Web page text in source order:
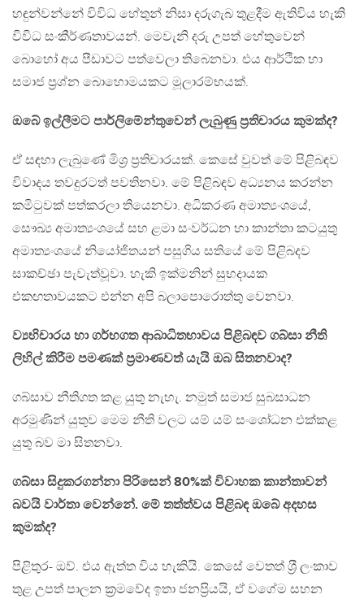
හඳුන්වන්නේ විවිධ හේතුන් නිසා දරුගැබ තුළදීම ඇතිවිය හැකි
විවිධ සංකීර්ණතාවයන්. මෙවැනි දරු උපත් හේතුවෙන්
බොහෝ අය පීඩාවට පත්වෙලා තිබෙනවා. එය ආර්ථික හා
සමාජ ප‍්‍රශ්න බොහොමයකට මූලාරම්භයක්.
ඔබේ ඉල්ලීමට පාර්ලිමේන්තුවෙන් ලැබුණු ප‍්‍රතිචාරය කුමක්ද?
ඒ සඳහා ලැබුණේ මිශ‍්‍ර ප‍්‍රතිචාරයක්. කෙසේ වුවත් මේ පිළිබඳව
විවාදය තවදුරටත් පවතිනවා. මේ පිළිබඳව අධ්‍යනය කරන්න
කමිටුවක් පත්කරලා තියෙනවා. අධිකරණ අමාත්‍යංශයේ,
සෞඛ්‍ය අමාත්‍යංශයේ සහ ළමා සංවර්ධන හා කාන්තා කටයුතු
අමාත්‍යංශයේ නියෝජිතයන් පසුගිය සතියේ මේ පිළිබදව
සාකච්ඡා පැවැත්වූවා. හැකි ඉක්මනින් සුභදායක
එකඟතාවයකට එන්න අපි බලාපොරොත්තු වෙනවා.
ව්‍යභිචාරය හා ගර්භගත ආබාධිතභාවය පිළිබඳව ගබ්සා නීති
ලිහිල් කිරීම පමණක් ප‍්‍රමාණවත් යැයි ඔබ සිතනවාද?
ගබ්සාව නීතිගත කළ යුතු නැහැ. නමුත් සමාජ සුබසාධන
අරමුණින් යුතුව මෙම නීති වලට යම් යම් සංශෝධන එක්කළ
යුතු බව මා සිතනවා.
ගබ්සා සිදුකරගන්නා පිරිසෙන් 80%ක් විවාහක කාන්තාවන්
බවයි වාර්තා වෙන්නේ. මේ තත්ත්වය පිළිබඳ ඔබේ අදහස
කුමක්ද?
පිළිතුර- ඔව්. එය ඇත්ත විය හැකියි. කෙසේ වෙතත් ශ‍්‍රී ලංකාව
තුළ උපත් පාලන ක‍්‍රමවේද ඉතා ජනප‍්‍රියයි, ඒ වගේම සහන